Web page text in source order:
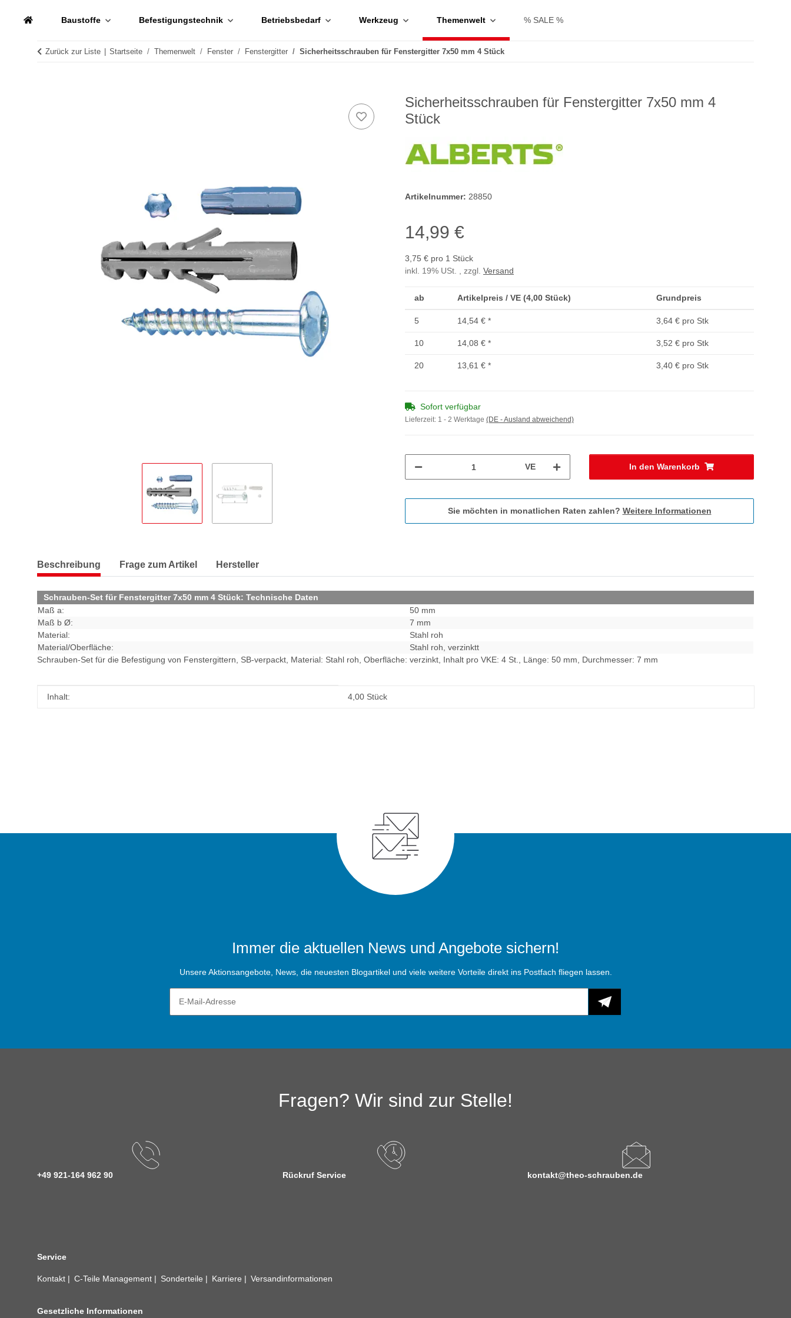
Baustoffe Befestigungstechnik Betriebsbedarf Werkzeug Themenwelt % SALE %
Zurück zur Liste Startseite Themenwelt Fenster Fenstergitter Sicherheitsschrauben für Fenstergitter 7x50 mm 4 Stück
Sicherheitsschrauben für Fenstergitter 7x50 mm 4
Stück
Artikelnummer: 28850
14,99 €
3,75 € pro 1 Stück
inkl. 19% USt. , zzgl. Versand
ab Artikelpreis / VE (4,00 Stück) Grundpreis
5 14,54 € * 3,64 € pro Stk
10 14,08 € * 3,52 € pro Stk
20 13,61 € * 3,40 € pro Stk
Sofort verfügbar
Lieferzeit: 1 - 2 Werktage (DE - Ausland abweichend)
VE In den Warenkorb
Sie möchten in monatlichen Raten zahlen? Weitere Informationen
Beschreibung Frage zum Artikel Hersteller
Schrauben-Set für Fenstergitter 7x50 mm 4 Stück: Technische Daten
Maß a:
50 mm
Maß b Ø:
7 mm
Material:
Stahl roh
Material/Oberfläche:
Stahl roh, verzinktt
Schrauben-Set für die Befestigung von Fenstergittern, SB-verpackt, Material: Stahl roh, Oberfläche: verzinkt, Inhalt pro VKE: 4 St., Länge: 50 mm, Durchmesser: 7 mm
Produkteigenschaft
Wert
Inhalt: 4,00 Stück
Immer die aktuellen News und Angebote sichern!
Unsere Aktionsangebote, News, die neuesten Blogartikel und viele weitere Vorteile direkt ins Postfach fliegen lassen.
Fragen? Wir sind zur Stelle!
+49 921-164 962 90 Rückruf Service kontakt@theo-schrauben.de
Service
Kontakt C-Teile Management Sonderteile Karriere Versandinformationen
Gesetzliche Informationen